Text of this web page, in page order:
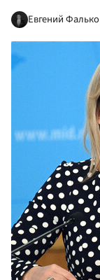
Евгений Фалько